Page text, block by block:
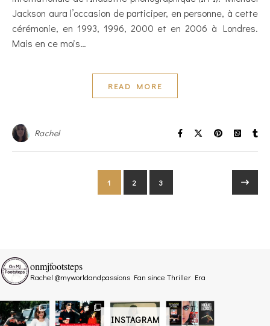
Jackson aura l’occasion de participer, en personne, à cette
cérémonie, en 1993, 1996, 2000 et en 2006 à Londres.
Mais en ce mois…
READ MORE
Rachel
1 2 3
INSTAGRAM
onmjfootsteps
Rachel @myworldandpassions Fan since Thriller Era